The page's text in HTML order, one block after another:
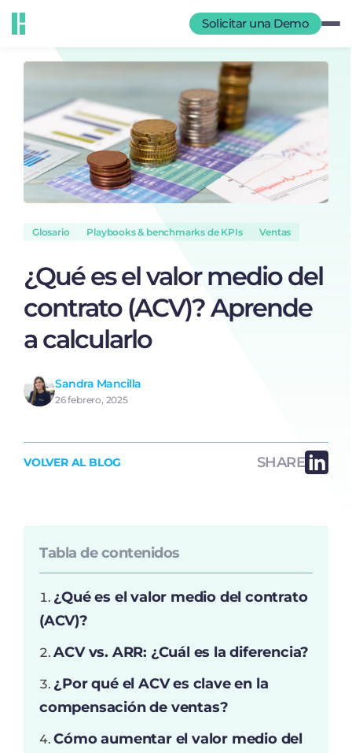
Solicitar una Demo
Glosario Playbooks & benchmarks de KPIs Ventas
¿Qué es el valor medio del
contrato (ACV)? Aprende
a calcularlo
Sandra Mancilla
26 febrero, 2025
VOLVER AL BLOG SHARE
Tabla de contenidos
¿Qué es el valor medio del contrato
(ACV)?
ACV vs. ARR: ¿Cuál es la diferencia?
¿Por qué el ACV es clave en la
compensación de ventas?
Cómo aumentar el valor medio del